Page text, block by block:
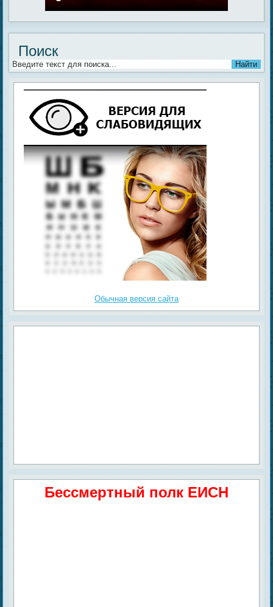
Поиск
Обычная версия сайта
Бессмертный полк ЕИСН